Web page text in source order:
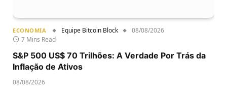
ECONOMIA Equipe Bitcoin Block
08/08/2026
7 Mins Read
S&P 500 US$ 70 Trilhões: A Verdade Por Trás da
Inflação de Ativos
08/08/2026